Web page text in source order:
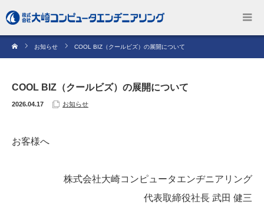
お知らせ COOL BIZ（クールビズ）の展開について
COOL BIZ（クールビズ）の展開について
2026.04.17 お知らせ
お客様へ
株式会社大崎コンピュータエンヂニアリング
代表取締役社長 武田 健三